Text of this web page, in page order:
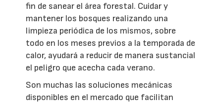
fin de sanear el área forestal. Cuidar y
mantener los bosques realizando una
limpieza periódica de los mismos, sobre
todo en los meses previos a la temporada de
calor, ayudará a reducir de manera sustancial
el peligro que acecha cada verano.
Son muchas las soluciones mecánicas
disponibles en el mercado que facilitan